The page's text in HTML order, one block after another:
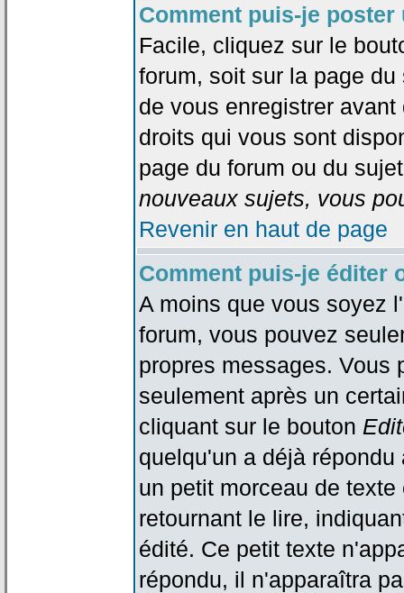
Comment puis-je
Facile, cliquez sur le
forum, soit sur la page
de vous enregistrer
droits qui vous sont
page du forum ou du
nouveaux sujets, vous
Revenir en haut de page
Comment puis-je éditer
A moins que vous soyez
forum, vous pouvez
propres messages. Vous
seulement après un
cliquant sur le bouton
quelqu'un a déjà
un petit morceau de
retournant le lire,
édité. Ce petit texte
répondu, il n'apparaîtra